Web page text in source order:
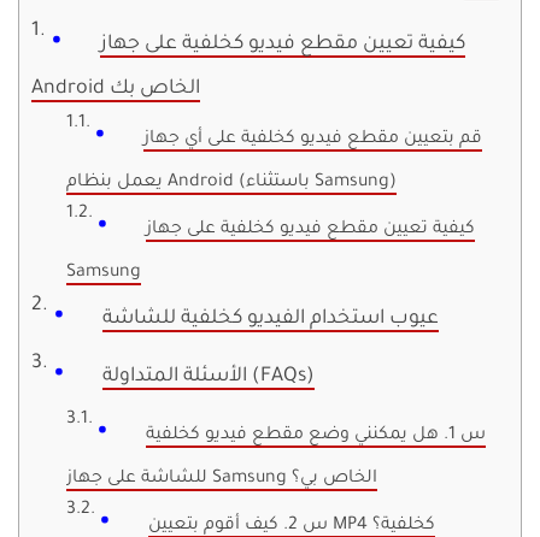
كيفية تعيين مقطع فيديو كخلفية على جهاز
Android الخاص بك
قم بتعيين مقطع فيديو كخلفية على أي جهاز
يعمل بنظام Android (باستثناء Samsung)
كيفية تعيين مقطع فيديو كخلفية على جهاز
Samsung
عيوب استخدام الفيديو كخلفية للشاشة
الأسئلة المتداولة (FAQs)
س 1. هل يمكنني وضع مقطع فيديو كخلفية
للشاشة على جهاز Samsung الخاص بي؟
س 2. كيف أقوم بتعيين MP4 كخلفية؟